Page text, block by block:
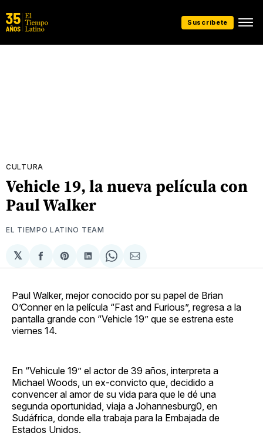
Suscríbete
CULTURA
Vehicle 19, la nueva película con
Paul Walker
EL TIEMPO LATINO TEAM
𝕏
Compartir
en
Share
on
Compartir
en
Share
on
Compartir
via
Paul Walker, mejor conocido por su papel de Brian
O’Conner en la película “Fast and Furious”, regresa a la
pantalla grande con “Vehicle 19” que se estrena este
viernes 14.
En “Vehicule 19” el actor de 39 años, interpreta a
Michael Woods, un ex-convicto que, decidido a
convencer al amor de su vida para que le dé una
segunda oportunidad, viaja a Johannesburg0, en
Sudáfrica, donde ella trabaja para la Embajada de
Estados Unidos.